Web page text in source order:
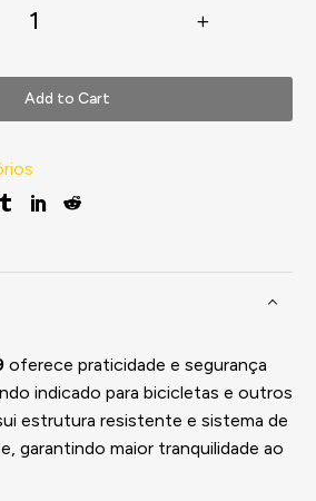
+
Add to Cart
oferece praticidade e segurança
indicado para bicicletas e outros
estrutura resistente e sistema de
garantindo maior tranquilidade ao